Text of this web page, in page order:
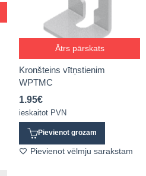
Ātrs pārskats
Kronšteins vītņstienim
WPTMC
1.95€
ieskaitot PVN
Pievienot grozam
Pievienot vēlmju sarakstam